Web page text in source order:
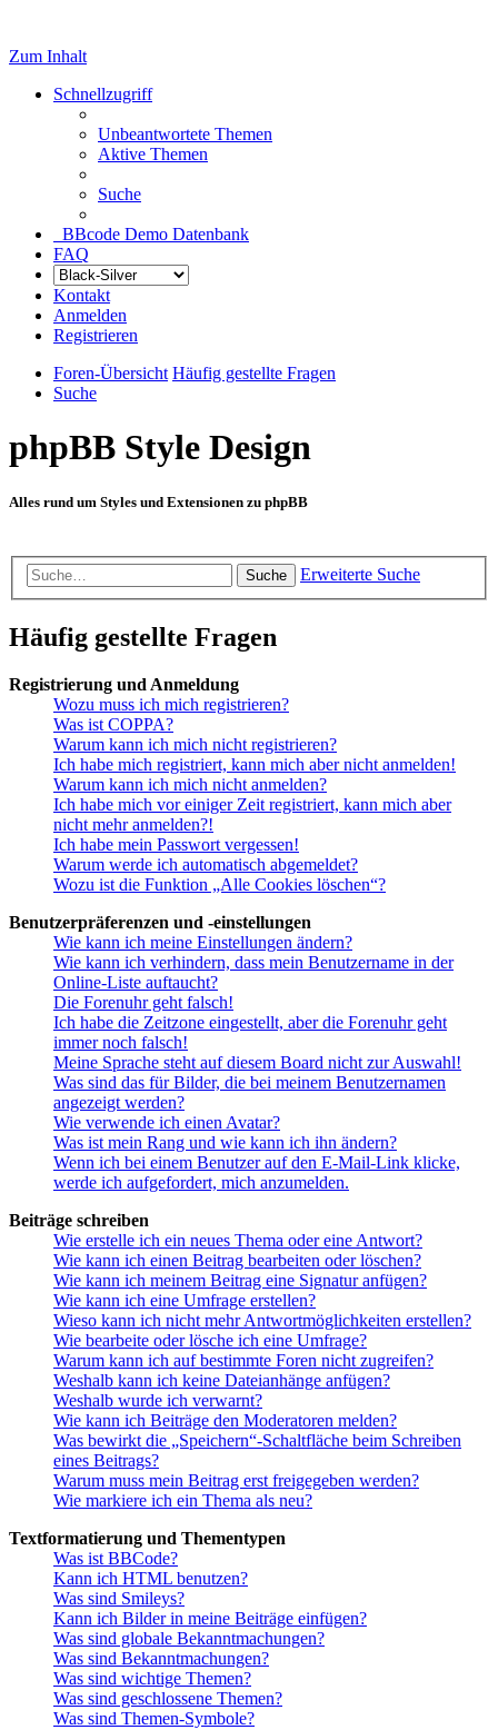
Zum Inhalt
Schnellzugriff
Unbeantwortete Themen
Aktive Themen
Suche
BBcode Demo Datenbank
FAQ
Kontakt
Anmelden
Registrieren
Foren-Übersicht Häufig gestellte Fragen
Suche
phpBB Style Design
Alles rund um Styles und Extensionen zu phpBB
Suche Erweiterte Suche
Häufig gestellte Fragen
Registrierung und Anmeldung
Wozu muss ich mich registrieren?
Was ist COPPA?
Warum kann ich mich nicht registrieren?
Ich habe mich registriert, kann mich aber nicht anmelden!
Warum kann ich mich nicht anmelden?
Ich habe mich vor einiger Zeit registriert, kann mich aber
nicht mehr anmelden?!
Ich habe mein Passwort vergessen!
Warum werde ich automatisch abgemeldet?
Wozu ist die Funktion „Alle Cookies löschen“?
Benutzerpräferenzen und -einstellungen
Wie kann ich meine Einstellungen ändern?
Wie kann ich verhindern, dass mein Benutzername in der
Online-Liste auftaucht?
Die Forenuhr geht falsch!
Ich habe die Zeitzone eingestellt, aber die Forenuhr geht
immer noch falsch!
Meine Sprache steht auf diesem Board nicht zur Auswahl!
Was sind das für Bilder, die bei meinem Benutzernamen
angezeigt werden?
Wie verwende ich einen Avatar?
Was ist mein Rang und wie kann ich ihn ändern?
Wenn ich bei einem Benutzer auf den E-Mail-Link klicke,
werde ich aufgefordert, mich anzumelden.
Beiträge schreiben
Wie erstelle ich ein neues Thema oder eine Antwort?
Wie kann ich einen Beitrag bearbeiten oder löschen?
Wie kann ich meinem Beitrag eine Signatur anfügen?
Wie kann ich eine Umfrage erstellen?
Wieso kann ich nicht mehr Antwortmöglichkeiten erstellen?
Wie bearbeite oder lösche ich eine Umfrage?
Warum kann ich auf bestimmte Foren nicht zugreifen?
Weshalb kann ich keine Dateianhänge anfügen?
Weshalb wurde ich verwarnt?
Wie kann ich Beiträge den Moderatoren melden?
Was bewirkt die „Speichern“-Schaltfläche beim Schreiben
eines Beitrags?
Warum muss mein Beitrag erst freigegeben werden?
Wie markiere ich ein Thema als neu?
Textformatierung und Thementypen
Was ist BBCode?
Kann ich HTML benutzen?
Was sind Smileys?
Kann ich Bilder in meine Beiträge einfügen?
Was sind globale Bekanntmachungen?
Was sind Bekanntmachungen?
Was sind wichtige Themen?
Was sind geschlossene Themen?
Was sind Themen-Symbole?